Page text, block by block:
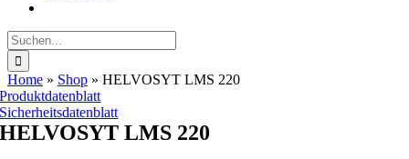
Suche
nach:
Home » Shop » HELVOSYT LMS 220
Produktdatenblatt
Sicherheitsdatenblatt
HELVOSYT LMS 220